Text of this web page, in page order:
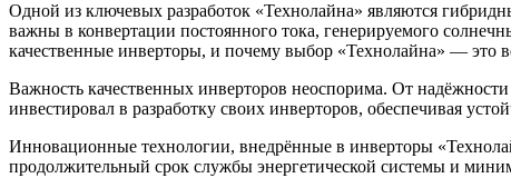
Одной из ключевых разработок «Технолайна» являются
важны в конвертации постоянного тока, генерируемого
качественные инверторы, и почему выбор «Технолайна» — это
Важность качественных инверторов неоспорима. От
инвестировал в разработку своих инверторов, обеспечивая
Инновационные технологии, внедрённые в инверторы
продолжительный срок службы энергетической системы и